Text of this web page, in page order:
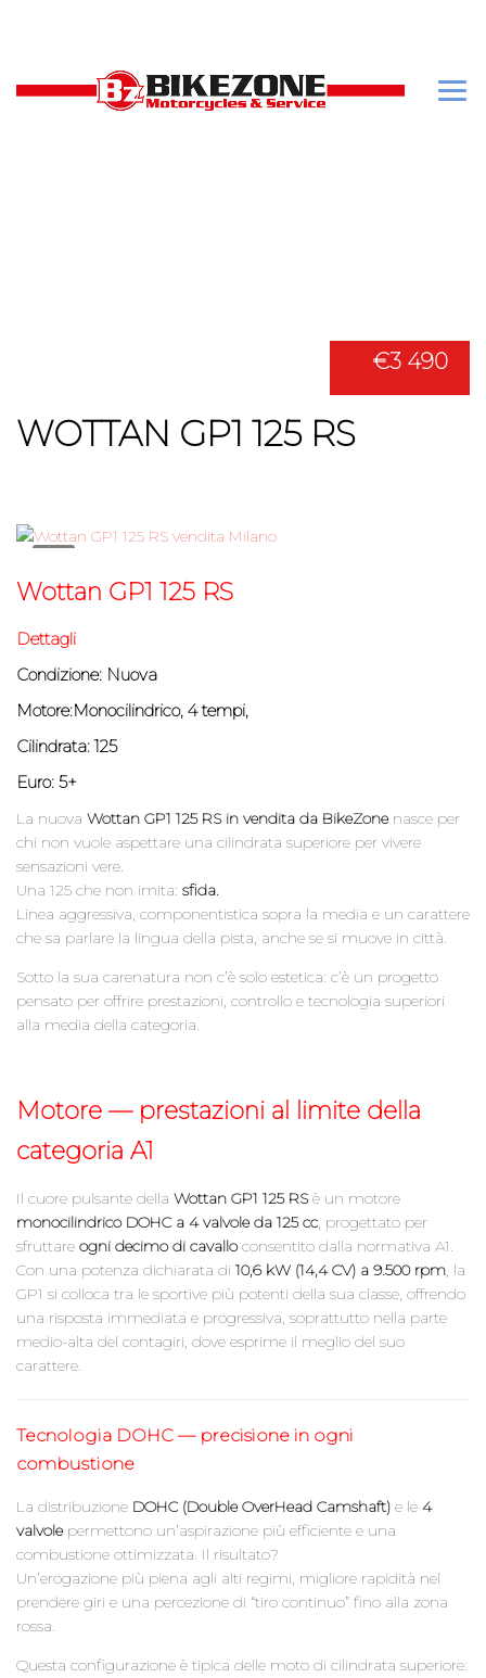
€3 490
WOTTAN GP1 125 RS
Wottan GP1 125 RS
Dettagli
Condizione: Nuova
Motore:Monocilindrico, 4 tempi,
Cilindrata: 125
Euro: 5+
La nuova Wottan GP1 125 RS in vendita da BikeZonenasce per
chi non vuole aspettare una cilindrata superiore per vivere
sensazioni vere.
Una 125 che non imita: sfida.
Linea aggressiva, componentistica sopra la media e un carattere
che sa parlare la lingua della pista, anche se si muove in città.
Sotto la sua carenatura non c’è solo estetica: c’è un progetto
pensato per offrire prestazioni, controllo e tecnologia superiori
alla media della categoria.
Motore — prestazioni al limite della
categoria A1
Il cuore pulsante della Wottan GP1 125 RSè un motore
monocilindrico DOHC a 4 valvole da 125 cc, progettato per
sfruttare ogni decimo di cavalloconsentito dalla normativa A1.
Con una potenza dichiarata di 10,6 kW (14,4 CV) a 9.500 rpm, la
GP1 si colloca tra le sportive più potenti della sua classe, offrendo
una risposta immediata e progressiva, soprattutto nella parte
medio-alta del contagiri, dove esprime il meglio del suo
carattere.
Tecnologia DOHC — precisione in ogni
combustione
La distribuzione DOHC (Double OverHead Camshaft) e le 4
valvolepermettono un’aspirazione più efficiente e una
combustione ottimizzata. Il risultato?
Un’erogazione più piena agli alti regimi, migliore rapidità nel
prendere giri e una percezione di “tiro continuo” fino alla zona
rossa.
Questa configurazione è tipica delle moto di cilindrata superiore: